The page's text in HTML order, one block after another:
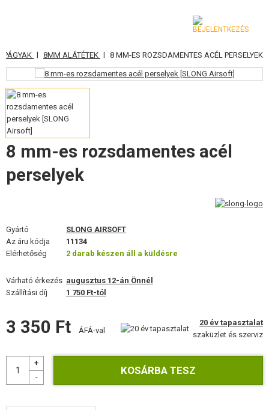
KATEGÓRIA
AIRSOFT FEGYVEREK
LÉGFEGYVEREK, CSÚZLIK
GRÁNÁTVETŐK, GRÁNÁTOK
LÖVEDÉK, GÁZ
SZEMÜVEGEK, MASZKOK
FELSZERELÉS, EGYENRUHA, TOKOK
RÁDIÓS, FEJHALLGATÓ, KAMERÁK
KIEGÉSZÍTŐK, HORDSZÍJAK
PÓTALKATRÉSZEK FEGYVEREKHEZ
| 8MM ALÁTÉTEK | 8 MM-ES ROZSDAMENTES ACÉL PERSELYEK
8 mm-es rozsdamentes acél
perselyek
Gyártó
SLONG AIRSOFT
Az áru kódja
11134
Elérhetőség
2 darab készen áll a küldésre
Várható érkezés augusztus 12-án Önnél
Szállítási díj
1 750 Ft-tól
3 350 Ft ÁFÁ-val
20 év tapasztalat
szaküzlet és szerviz